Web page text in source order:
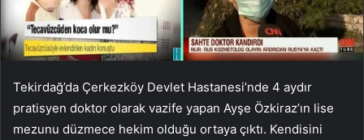
Tekirdağ’da Çerkezköy Devlet Hastanesi’nde 4 aydır
pratisyen doktor olarak vazife yapan Ayşe Özkiraz’ın lise
mezunu düzmece hekim olduğu ortaya çıktı. Kendisini